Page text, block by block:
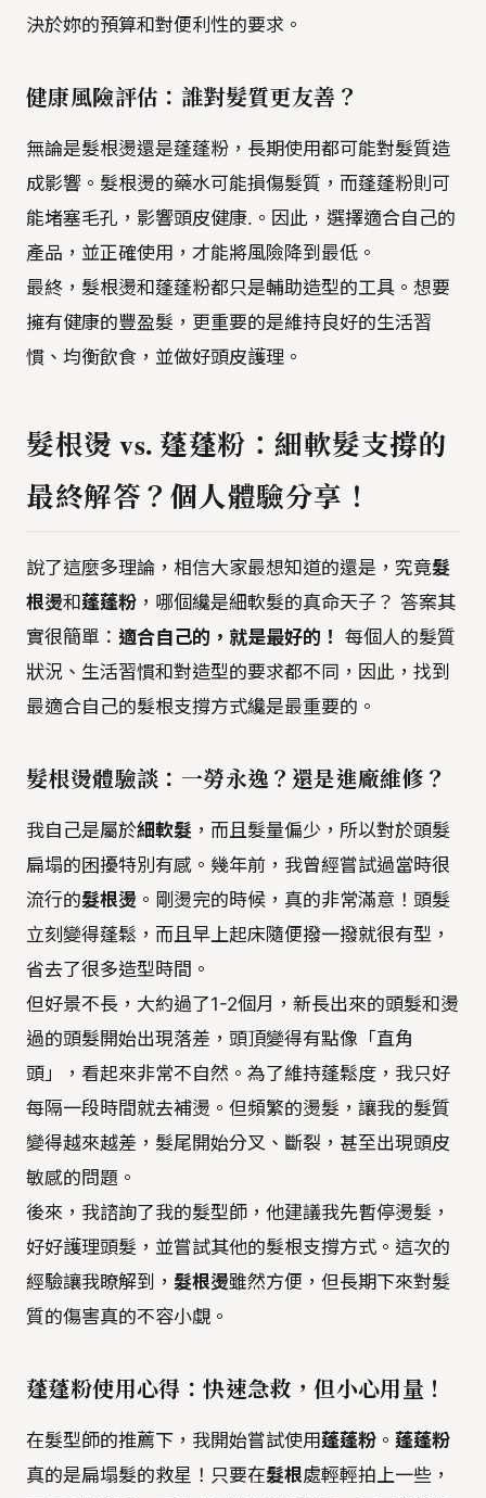
決於妳的預算和對便利性的要求。
健康風險評估：誰對髮質更友善？
無論是髮根燙還是蓬蓬粉，長期使用都可能對髮質造
成影響。髮根燙的藥水可能損傷髮質，而蓬蓬粉則可
能堵塞毛孔，影響頭皮健康.。因此，選擇適合自己的
產品，並正確使用，才能將風險降到最低。
最終，髮根燙和蓬蓬粉都只是輔助造型的工具。想要
擁有健康的豐盈髮，更重要的是維持良好的生活習
慣、均衡飲食，並做好頭皮護理。
髮根燙 vs. 蓬蓬粉：細軟髮支撐的
最終解答？個人體驗分享！
說了這麼多理論，相信大家最想知道的還是，究竟髮
根燙和蓬蓬粉 ，哪個纔是細軟髮的真命天子？ 答案其
實很簡單： 適合自己的，就是最好的！ 每個人的髮質
狀況、生活習慣和對造型的要求都不同，因此，找到
最適合自己的髮根支撐方式纔是最重要的。
髮根燙體驗談：一勞永逸？還是進廠維修？
我自己是屬於細軟髮 ，而且髮量偏少，所以對於頭髮
扁塌的困擾特別有感。幾年前，我曾經嘗試過當時很
流行的髮根燙 。剛燙完的時候，真的非常滿意！頭髮
立刻變得蓬鬆，而且早上起床隨便撥一撥就很有型，
省去了很多造型時間。
但好景不長，大約過了1-2個月，新長出來的頭髮和燙
過的頭髮開始出現落差，頭頂變得有點像「直角
頭」，看起來非常不自然。為了維持蓬鬆度，我只好
每隔一段時間就去補燙。但頻繁的燙髮，讓我的髮質
變得越來越差，髮尾開始分叉、斷裂，甚至出現頭皮
敏感的問題。
後來，我諮詢了我的髮型師，他建議我先暫停燙髮，
好好護理頭髮，並嘗試其他的髮根支撐方式。這次的
經驗讓我瞭解到， 髮根燙雖然方便，但長期下來對髮
質的傷害真的不容小覷。
蓬蓬粉使用心得：快速急救，但小心用量！
在髮型師的推薦下，我開始嘗試使用蓬蓬粉 。 蓬蓬粉
真的是扁塌髮的救星！只要在髮根處輕輕拍上一些，